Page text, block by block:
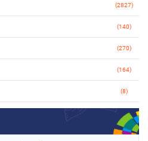
(2827)
(140)
(270)
(164)
(8)
(112)
(966)